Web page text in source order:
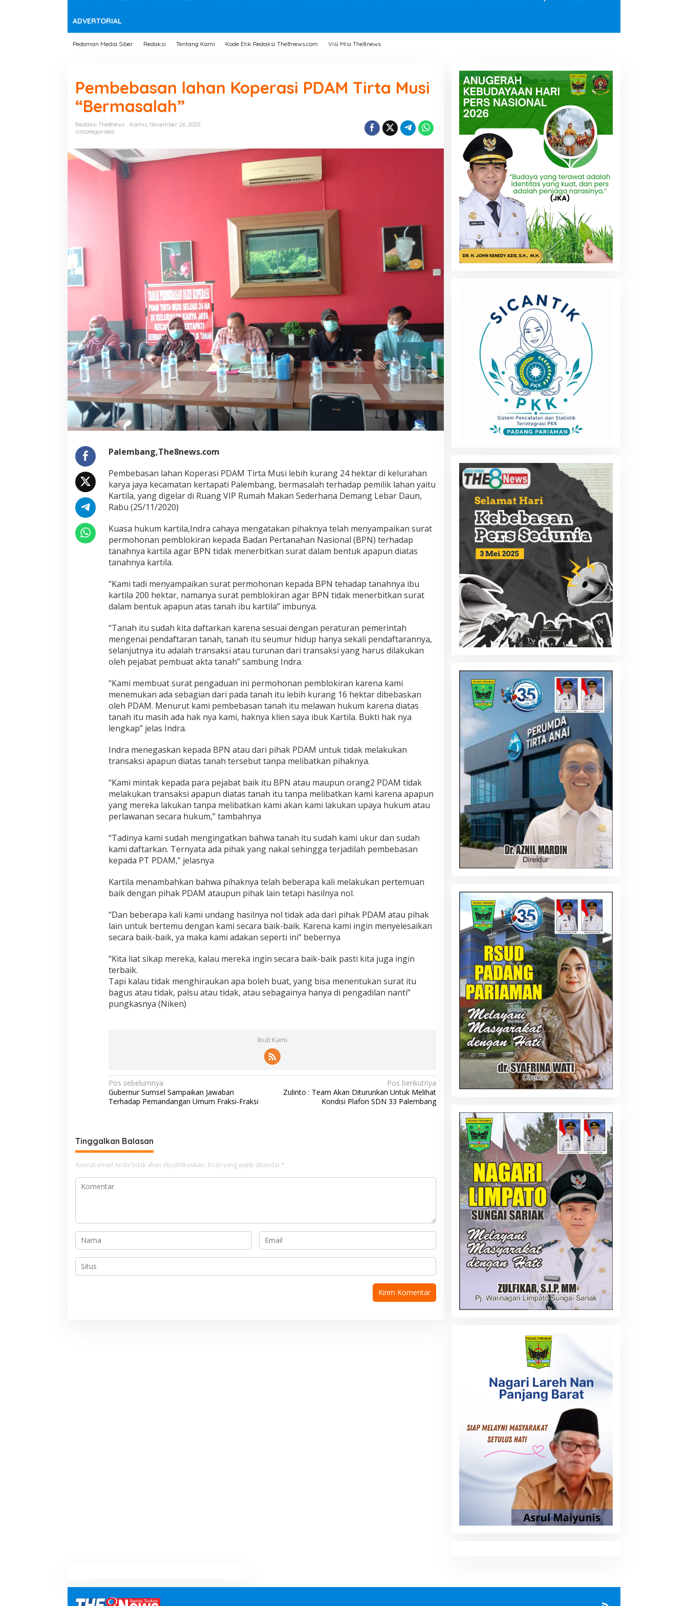
ADVERTORIAL
Pedoman Media Siber Redaksi Tentang Kami Kode Etik Redaksi The8news.com Visi Misi The8news
Pembebasan lahan Koperasi PDAM Tirta Musi
“Bermasalah”
Redaksi The8news
Kamis, November 26, 2020
Uncategorized
Palembang,The8news.com
Pembebasan lahan Koperasi PDAM Tirta Musi lebih kurang 24 hektar di kelurahan
karya jaya kecamatan kertapati Palembang, bermasalah terhadap pemilik lahan yaitu
Kartila, yang digelar di Ruang VIP Rumah Makan Sederhana Demang Lebar Daun,
Rabu (25/11/2020)
Kuasa hukum kartila,Indra cahaya mengatakan pihaknya telah menyampaikan surat
permohonan pemblokiran kepada Badan Pertanahan Nasional (BPN) terhadap
tanahnya kartila agar BPN tidak menerbitkan surat dalam bentuk apapun diatas
tanahnya kartila.
“Kami tadi menyampaikan surat permohonan kepada BPN tehadap tanahnya ibu
kartila 200 hektar, namanya surat pemblokiran agar BPN tidak menerbitkan surat
dalam bentuk apapun atas tanah ibu kartila” imbunya.
“Tanah itu sudah kita daftarkan karena sesuai dengan peraturan pemerintah
mengenai pendaftaran tanah, tanah itu seumur hidup hanya sekali pendaftarannya,
selanjutnya itu adalah transaksi atau turunan dari transaksi yang harus dilakukan
oleh pejabat pembuat akta tanah” sambung Indra.
“Kami membuat surat pengaduan ini permohonan pemblokiran karena kami
menemukan ada sebagian dari pada tanah itu lebih kurang 16 hektar dibebaskan
oleh PDAM. Menurut kami pembebasan tanah itu melawan hukum karena diatas
tanah itu masih ada hak nya kami, haknya klien saya ibuk Kartila. Bukti hak nya
lengkap” jelas Indra.
Indra menegaskan kepada BPN atau dari pihak PDAM untuk tidak melakukan
transaksi apapun diatas tanah tersebut tanpa melibatkan pihaknya.
“Kami mintak kepada para pejabat baik itu BPN atau maupun orang2 PDAM tidak
melakukan transaksi apapun diatas tanah itu tanpa melibatkan kami karena apapun
yang mereka lakukan tanpa melibatkan kami akan kami lakukan upaya hukum atau
perlawanan secara hukum,” tambahnya
“Tadinya kami sudah mengingatkan bahwa tanah itu sudah kami ukur dan sudah
kami daftarkan. Ternyata ada pihak yang nakal sehingga terjadilah pembebasan
kepada PT PDAM,” jelasnya
Kartila menambahkan bahwa pihaknya telah beberapa kali melakukan pertemuan
baik dengan pihak PDAM ataupun pihak lain tetapi hasilnya nol.
“Dan beberapa kali kami undang hasilnya nol tidak ada dari pihak PDAM atau pihak
lain untuk bertemu dengan kami secara baik-baik. Karena kami ingin menyelesaikan
secara baik-baik, ya maka kami adakan seperti ini” bebernya
“Kita liat sikap mereka, kalau mereka ingin secara baik-baik pasti kita juga ingin
terbaik.
Tapi kalau tidak menghiraukan apa boleh buat, yang bisa menentukan surat itu
bagus atau tidak, palsu atau tidak, atau sebagainya hanya di pengadilan nanti”
pungkasnya (Niken)
Ikuti Kami
N
a
g
a
s
i
s
Pos sebelumnya
Gubernur Sumsel Sampaikan Jawaban
Terhadap Pemandangan Umum Fraksi-Fraksi
Pos berikutnya
Zulinto : Team Akan Diturunkan Untuk Melihat
Kondisi Plafon SDN 33 Palembang
Tinggalkan Balasan
Alamat email Anda tidak akan dipublikasikan. Ruas yang wajib ditandai *